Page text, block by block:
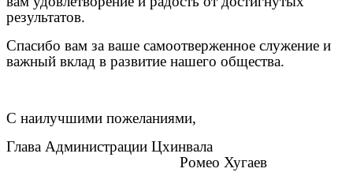
результатов.
Спасибо вам за ваше самоотверженное служение и
важный вклад в развитие нашего общества.
С наилучшими пожеланиями,
Глава Администрации Цхинвала
Ромео Хугаев